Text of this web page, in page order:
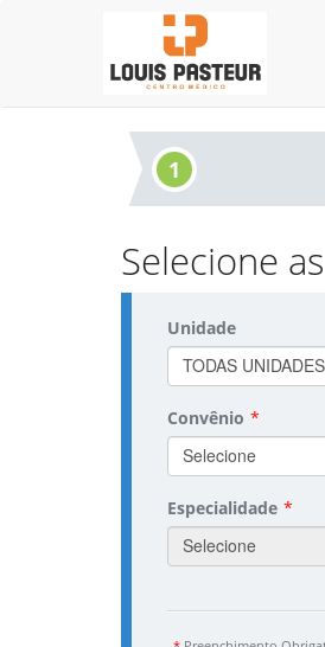
1
Selecione
Unidade
TODAS UNIDADES
Convênio *
Selecione
Especialidade *
Selecione